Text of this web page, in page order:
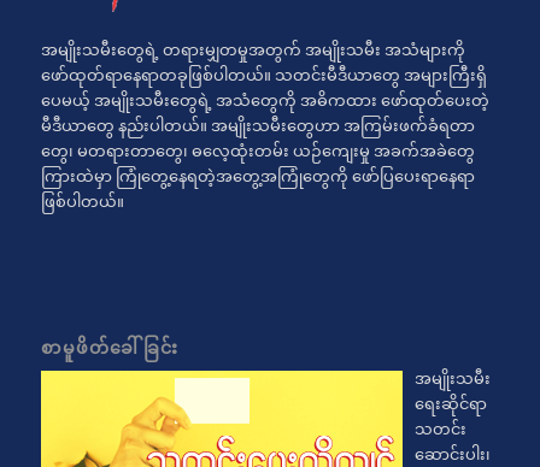
အမျိုးသမီးတွေရဲ့ တရားမျှတမှုအတွက် အမျိုးသမီး အသံများကို
ဖော်ထုတ်ရာနေရာတခုဖြစ်ပါတယ်။ သတင်းမီဒီယာတွေ အများကြီးရှိ
ပေမယ့် အမျိုးသမီးတွေရဲ့ အသံတွေကို အဓိကထား ဖော်ထုတ်ပေးတဲ့
မီဒီယာတွေ နည်းပါတယ်။ အမျိုးသမီးတွေဟာ အကြမ်းဖက်ခံရတာ
တွေ၊ မတရားတာတွေ၊ ဓလေ့ထုံးတမ်း ယဉ်ကျေးမှု အခက်အခဲတွေ
ကြားထဲမှာ ကြုံတွေ့နေရတဲ့အတွေ့အကြုံတွေကို ဖော်ပြပေးရာနေရာ
ဖြစ်ပါတယ်။
စာမူဖိတ်ခေါ်ခြင်း
အမျိုးသမီး
ရေးဆိုင်ရာ
သတင်း
ဆောင်းပါး၊